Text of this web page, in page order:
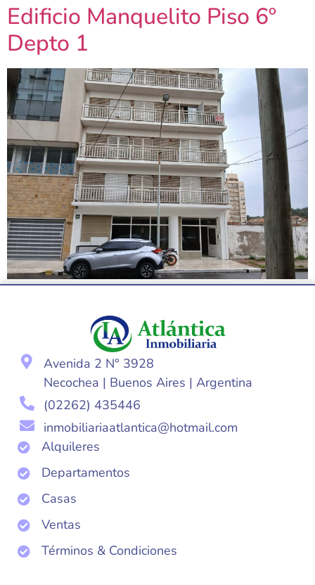
Edificio Manquelito Piso 6º
Depto 1
Avenida 2 N° 3928
Necochea | Buenos Aires | Argentina
(02262) 435446
inmobiliariaatlantica@hotmail.com
Alquileres
Departamentos
Casas
Ventas
Términos & Condiciones